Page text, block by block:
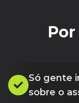
Só gente
sobre o